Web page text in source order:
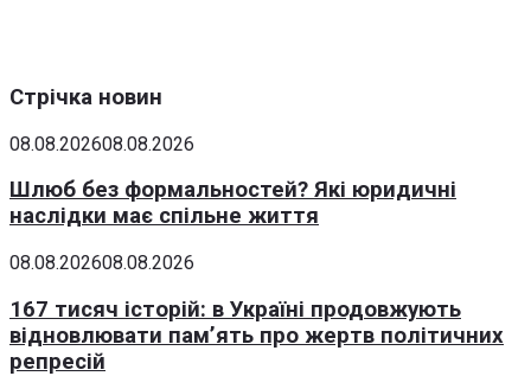
Стрічка новин
08.08.202608.08.2026
Шлюб без формальностей? Які юридичні
наслідки має спільне життя
08.08.202608.08.2026
167 тисяч історій: в Україні продовжують
відновлювати пам’ять про жертв політичних
репресій